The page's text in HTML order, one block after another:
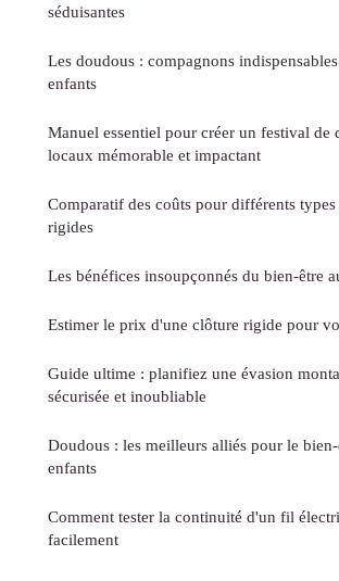
séduisantes
Les doudous : compagnons
enfants
Manuel essentiel pour créer un festival de
locaux mémorable et impactant
Comparatif des coûts pour différents
rigides
Les bénéfices insoupçonnés du bien-être
Estimer le prix d'une clôture rigide pour
Guide ultime : planifiez une évasion
sécurisée et inoubliable
Doudous : les meilleurs alliés pour le
enfants
Comment tester la continuité d'un fil
facilement